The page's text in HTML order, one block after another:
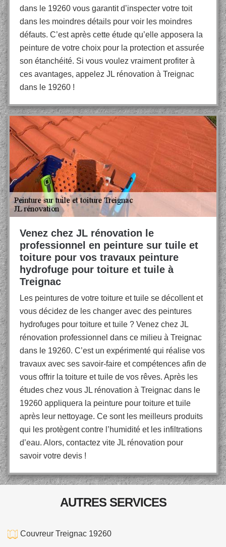
dans le 19260 vous garantit d’inspecter votre toit
dans les moindres détails pour voir les moindres
défauts. C’est après cette étude qu’elle apposera la
peinture de votre choix pour la protection et assurée
son étanchéité. Si vous voulez vraiment profiter à
ces avantages, appelez JL rénovation à Treignac
dans le 19260 !
Venez chez JL rénovation le
professionnel en peinture sur tuile et
toiture pour vos travaux peinture
hydrofuge pour toiture et tuile à
Treignac
Les peintures de votre toiture et tuile se décollent et
vous décidez de les changer avec des peintures
hydrofuges pour toiture et tuile ? Venez chez JL
rénovation professionnel dans ce milieu à Treignac
dans le 19260. C’est un expérimenté qui réalise vos
travaux avec ses savoir-faire et compétences afin de
vous offrir la toiture et tuile de vos rêves. Après les
études chez vous JL rénovation à Treignac dans le
19260 appliquera la peinture pour toiture et tuile
après leur nettoyage. Ce sont les meilleurs produits
qui les protègent contre l’humidité et les infiltrations
d’eau. Alors, contactez vite JL rénovation pour
savoir votre devis !
AUTRES SERVICES
Couvreur Treignac 19260